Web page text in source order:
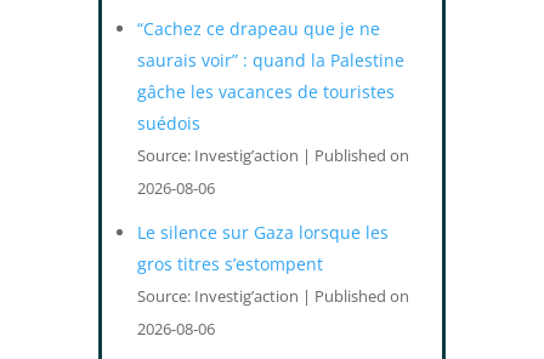
“Cachez ce drapeau que je ne
saurais voir” : quand la Palestine
gâche les vacances de touristes
suédois
Source: Investig’action
Published on
2026-08-06
Le silence sur Gaza lorsque les
gros titres s’estompent
Source: Investig’action
Published on
2026-08-06